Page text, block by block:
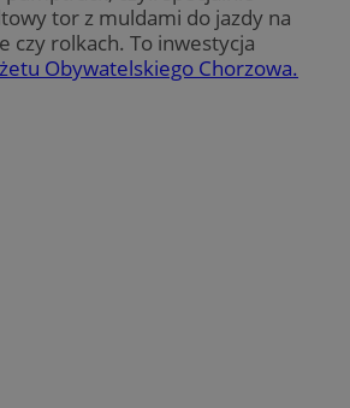
tor z muldami do jazdy na
czy rolkach. To inwestycja
Obywatelskiego Chorzowa.